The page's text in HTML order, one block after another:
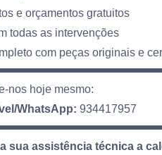
e orçamentos gratuitos
todas as intervenções
com peças originais e
nos hoje mesmo:
WhatsApp: 934417957
sua assistência técnica a